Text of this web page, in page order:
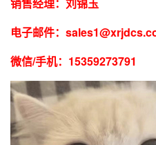
电子邮件：
微信/手机：15359273791